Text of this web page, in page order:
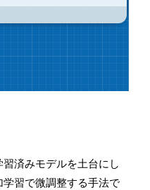
済みモデルを土台にし
習で微調整する手法で